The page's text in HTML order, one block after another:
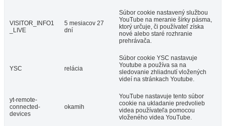
VISITOR_INFO1
_LIVE
5 mesiacov 27
dní
Súbor cookie nastavený službou
YouTube na meranie šírky pásma,
ktorý určuje, či používateľ získa
nové alebo staré rozhranie
prehrávača.
YSC relácia
Súbor cookie YSC nastavuje
Youtube a používa sa na
sledovanie zhliadnutí vložených
videí na stránkach Youtube.
yt-remote-
connected-
devices
okamih
YouTube nastavuje tento súbor
cookie na ukladanie predvolieb
videa používateľa pomocou
vloženého videa YouTube.